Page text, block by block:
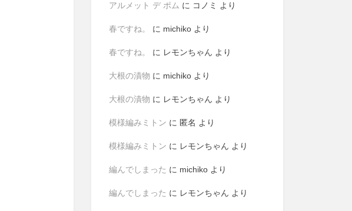
アルメット デ ポム に コノミ より
春ですね。 に michikoより
春ですね。 に レモンちゃん より
大根の漬物 に michikoより
大根の漬物 に レモンちゃん より
模様編みミトン に 匿名 より
模様編みミトン に レモンちゃん より
編んでしまった に michikoより
編んでしまった に レモンちゃん より